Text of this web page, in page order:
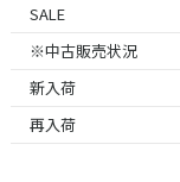
SALE
※中古販売状況
新入荷
再入荷